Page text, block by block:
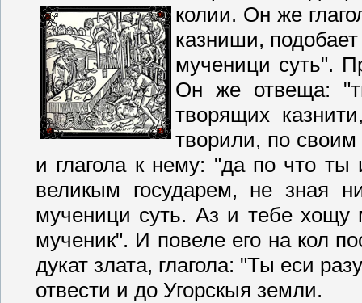
колии. Он же
казниши,
мученици суть".
Он же отвеща:
творящих
творили, по
и глагола к нему: "да по что
великым государем, не зная
мученици суть. Аз и тебе
мученик". И повеле его на кол
дукат злата, глагола: "Ты еси
отвести и до Угорскыя земли.